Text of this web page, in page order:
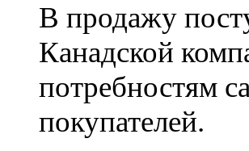
В продажу
Канадской
потребностям
покупателей.